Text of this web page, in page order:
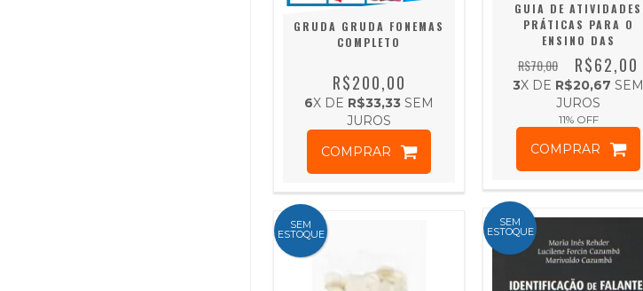
GRUDA GRUDA FONEMAS
COMPLETO
R$200,00
6X DE R$33,33 SEM
JUROS
COMPRAR
GUIA DE ATIVIDADES
PRÁTICAS PARA O
ENSINO DAS
HABILIDADES DE
CONSCIÊNCIA
FONOLÓGICA
R$70,00
11% OFF
R$62,00
3X DE R$20,67 SEM
JUROS
COMPRAR
SEM
ESTOQUE
SEM
ESTOQUE